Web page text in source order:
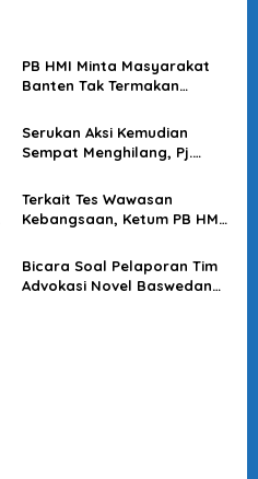
PB HMI Minta Masyarakat
Banten Tak Termakan
Penangkapan Warga
Padarincang
Serukan Aksi Kemudian
Sempat Menghilang, Pj.
Digantikan Sekjen HMI
Terkait Tes Wawasan
Kebangsaan, Ketum PB HMI
MK
Bicara Soal Pelaporan Tim
Advokasi Novel Baswedan